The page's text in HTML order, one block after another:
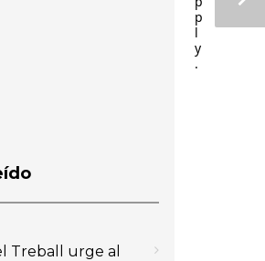
p
l
y
.
Treball urge al